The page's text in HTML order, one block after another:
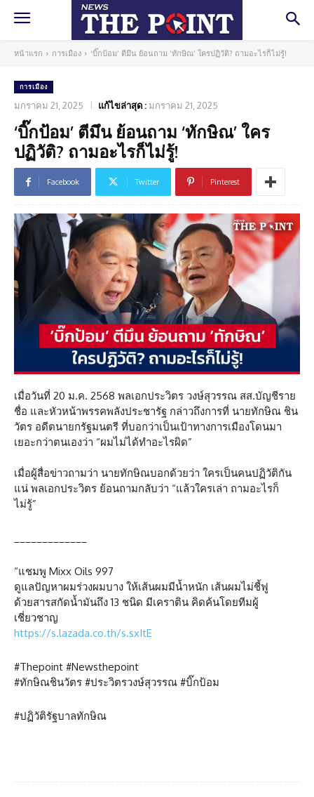
หน้าแรก การเมือง ‘บิ๊กป้อม’ ตีมึน ย้อนถาม ‘ทักษิณ’ ใครปฏิวัติ? ถามอะไรก็ไม่รู้!
การเมือง
มกราคม 21, 2025 แก้ไขล่าสุด : มกราคม 21, 2025
‘บิ๊กป้อม’ ตีมึน ย้อนถาม ‘ทักษิณ’ ใคร
ปฏิวัติ? ถามอะไรก็ไม่รู้!
Facebook Twitter Pinterest
เมื่อวันที่ 20 ม.ค. 2568 พลเอกประวิตร วงษ์สุวรรณ สส.บัญชีราย
ชื่อ และหัวหน้าพรรคพลังประชารัฐ กล่าวถึงการที่ นายทักษิณ ชิน
วัตร อดีตนายกรัฐมนตรี ที่บอกว่าเป็นเป้าทางการเมืองโดนมา
เยอะกว่าตนเองว่า “ผมไม่ได้ทำอะไรผิด”
เมื่อผู้สื่อข่าวถามว่า นายทักษิณบอกด้วยว่า ใครเป็นคนปฏิวัติกัน
แน่ พลเอกประวิตร ย้อนถามกลับว่า “แล้วใครเล่า ถามอะไรก็
ไม่รู้”
“แชมพู Mixx Oils 997
ดูแลปัญหาผมร่วงผมบาง ให้เส้นผมมีน้ำหนัก เส้นผมไม่ชี้ฟู
ด้วยสารสกัดน้ำมันถึง 13 ชนิด มีเคราติน คิดค้นโดยทีมผู้
เชี่ยวชาญ
https://s.lazada.co.th/s.sxItE
#Thepoint #Newsthepoint
#ทักษิณชินวัตร #ประวิตรวงษ์สุวรรณ #บิ๊กป้อม
#ปฏิวัติรัฐบาลทักษิณ